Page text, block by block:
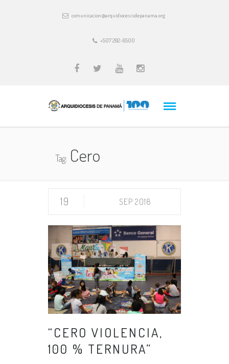
comunicacion@arquidiocesisdepanama.org
+507 282-6500
Tag:Cero
19 SEP 2018
“CERO VIOLENCIA,
100 % TERNURA”